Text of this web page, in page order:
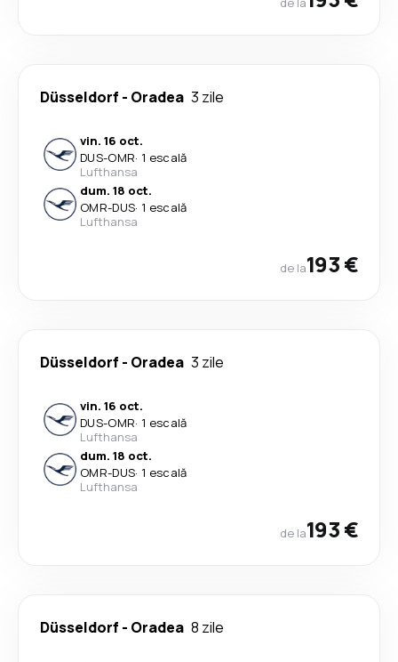
Düsseldorf - Oradea 3 zile
vin. 16 oct.
DUS-OMR· 1 escală
Lufthansa
dum. 18 oct.
OMR-DUS· 1 escală
Lufthansa
de la193 €
Düsseldorf - Oradea 3 zile
vin. 16 oct.
DUS-OMR· 1 escală
Lufthansa
dum. 18 oct.
OMR-DUS· 1 escală
Lufthansa
de la193 €
Düsseldorf - Oradea 8 zile